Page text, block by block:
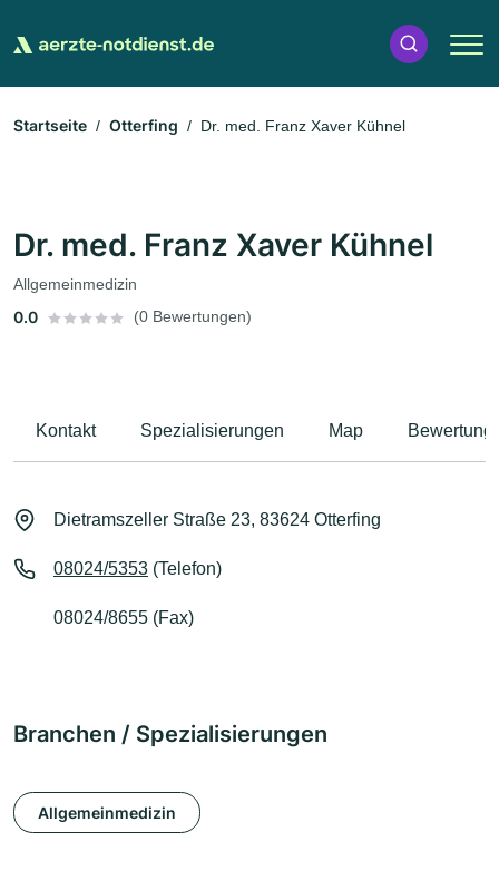
Startseite Otterfing Dr. med. Franz Xaver Kühnel
Dr. med. Franz Xaver Kühnel
Allgemeinmedizin
0.0 (0 Bewertungen)
Kontakt Spezialisierungen Map
Dietramszeller Straße 23, 83624 Otterfing
08024/5353 (Telefon)
08024/8655 (Fax)
Branchen / Spezialisierungen
Allgemeinmedizin